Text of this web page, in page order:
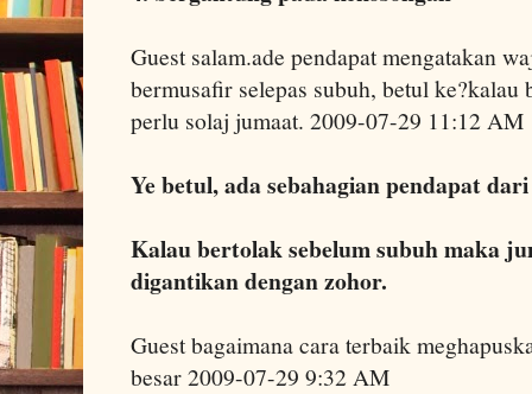
Guest salam.ade pendapat mengatakan
bermusafir selepas subuh, betul
perlu solaj jumaat. 2009-07-29 11:12 AM
Ye betul, ada sebahagian pendapat
Kalau bertolak sebelum subuh maka
digantikan dengan zohor.
Guest bagaimana cara terbaik
besar 2009-07-29 9:32 AM